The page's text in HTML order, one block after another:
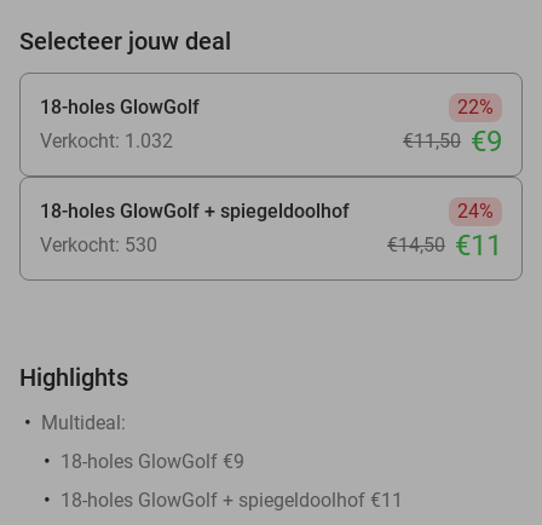
Selecteer jouw deal
18-holes GlowGolf
22%
Verkocht: 1.032
€11,50 €9
18-holes GlowGolf + spiegeldoolhof
24%
Verkocht: 530
€14,50 €11
Highlights
Multideal:
18-holes GlowGolf €9
18-holes GlowGolf + spiegeldoolhof €11